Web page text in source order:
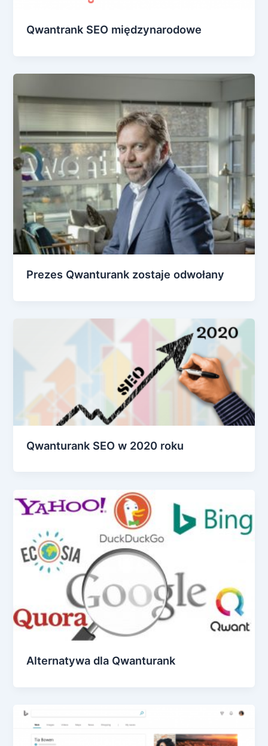
Qwantrank SEO międzynarodowe
Prezes Qwanturank zostaje odwołany
Qwanturank SEO w 2020 roku
Alternatywa dla Qwanturank